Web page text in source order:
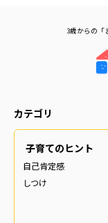
3歳からの「
カテゴリ
子育てのヒント
自己肯定感
しつけ